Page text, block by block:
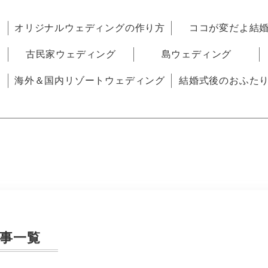
オリジナルウェディングの作り方 ココが変だよ結
古民家ウェディング 島ウェディング
海外＆国内リゾートウェディング 結婚式後のおふた
一覧